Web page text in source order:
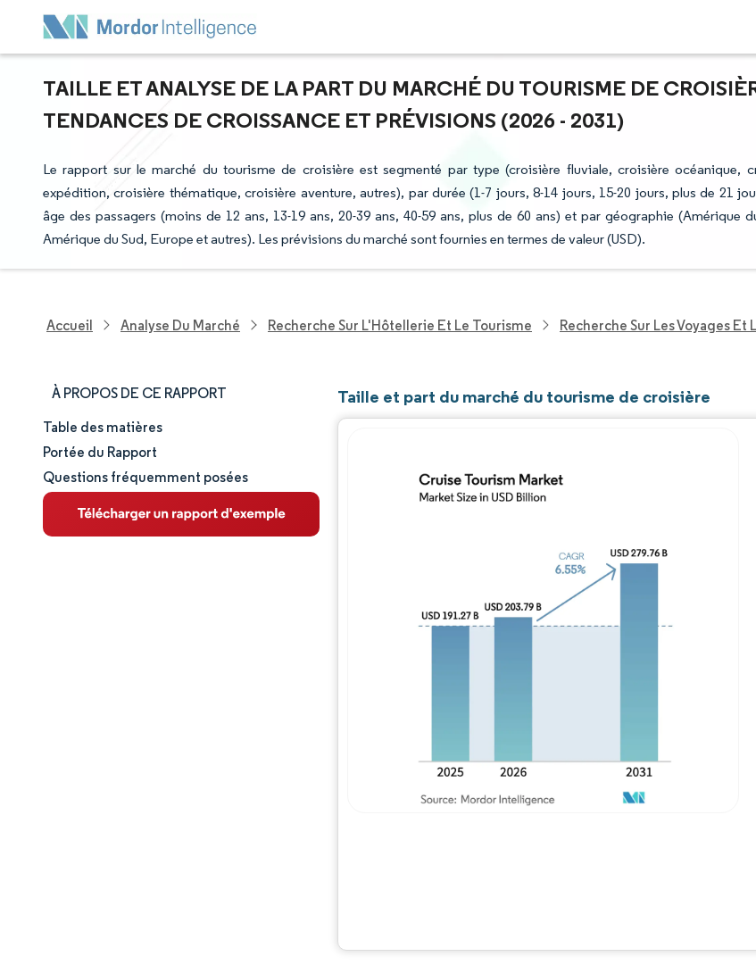
TAILLE ET ANALYSE DE LA PART DU MARCHÉ DU TOURISME DE
TENDANCES DE CROISSANCE ET PRÉVISIONS (2026 - 2031)
Le rapport sur le marché du tourisme de croisière est segmenté par type (croisière fluviale, croisière océanique,
expédition, croisière thématique, croisière aventure, autres), par durée (1-7 jours, 8-14 jours, 15-20 jours, plus de 21
âge des passagers (moins de 12 ans, 13-19 ans, 20-39 ans, 40-59 ans, plus de 60 ans) et par géographie (Amérique
Amérique du Sud, Europe et autres). Les prévisions du marché sont fournies en termes de valeur (USD).
Accueil Analyse Du Marché Recherche Sur L'Hôtellerie Et Le Tourisme Recherche Sur Les Voyages Et
À PROPOS DE CE RAPPORT
Taille et part de marché
Analyse du marché
Tendances et perspectives
Table des matières
Portée du Rapport
Questions fréquemment posées
Taille et part du marché du tourisme de croisière
Image © Mordor Intelligence. La réutilisation